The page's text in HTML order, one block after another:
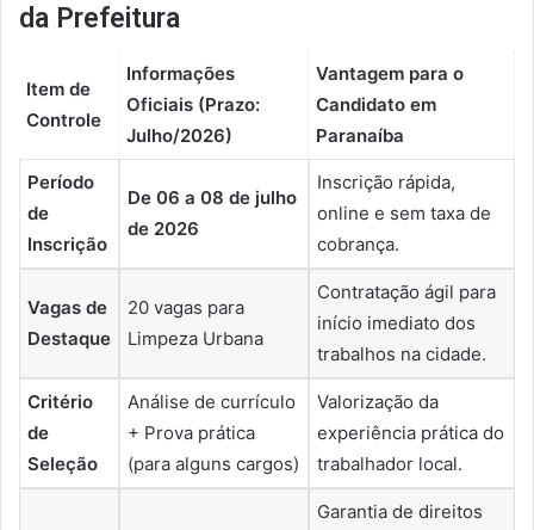
da Prefeitura
Item de
Controle
Informações
Oficiais (Prazo:
Julho/2026)
Vantagem para o
Candidato em
Paranaíba
Período
de
Inscrição
De 06 a 08 de julho
de 2026
Inscrição rápida,
online e sem taxa de
cobrança.
Vagas de
Destaque
20 vagas para
Limpeza Urbana
Contratação ágil para
início imediato dos
trabalhos na cidade.
Critério
de
Seleção
Análise de currículo
+ Prova prática
(para alguns cargos)
Valorização da
experiência prática do
trabalhador local.
Garantia de direitos